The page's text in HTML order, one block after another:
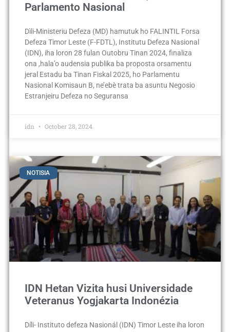
Parlamento Nasional
Dìli-Ministeriu Defeza (MD) hamutuk ho FALINTIL Forsa
Defeza Timor Leste (F-FDTL), Institutu Defeza Nasional
(IDN), iha loron 28 fulan Outobru Tinan 2024, finaliza
ona ,hala’o audensia publika ba proposta orsamentu
jeral Estadu ba Tinan Fiskal 2025, ho Parlamentu
Nasional Komisaun B, ne’ebè trata ba asuntu Negosio
Estranjeiru Defeza no Seguransa
idn October 28, 2024
NOTISIA
IDN Hetan Vizita husi Universidade
Veteranus Yogjakarta Indonézia
Díli- Instituto defeza Nasionál (IDN) Timor Leste iha loron